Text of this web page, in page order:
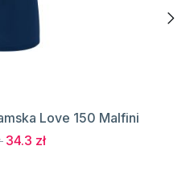
Love 150 Malfini
34.3 zł